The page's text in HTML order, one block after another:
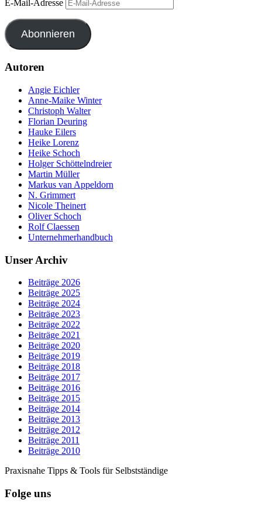
E-Mail-Adresse
Abonnieren
Autoren
Angie Eichler
Anne-Maike Winter
Christoph Walter
Florian Deuring
Hauke Eilers
Heike Lorenz
Heike Schoch
Holger Schöttelndreier
Martin Müller
Markus van Appeldorn
N. Grimmert
Nicole Theinert
Oliver Schoch
Rolf Claessen
Unternehmerhandbuch
Unser Archiv
Beiträge 2026
Beiträge 2025
Beiträge 2024
Beiträge 2023
Beiträge 2022
Beiträge 2021
Beiträge 2020
Beiträge 2019
Beiträge 2018
Beiträge 2017
Beiträge 2016
Beiträge 2015
Beiträge 2014
Beiträge 2013
Beiträge 2012
Beiträge 2011
Beiträge 2010
Praxisnahe Tipps & Tools für Selbstständige
Folge uns